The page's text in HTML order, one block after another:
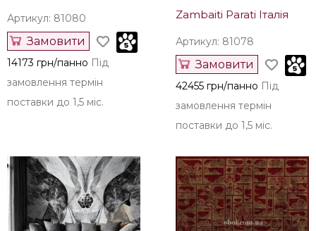
Артикул: 81080
Замовити
14173 грн/панно Під
замовлення термін
поставки до 1,5 міс.
Zambaiti Parati Італія
Артикул: 81078
Замовити
42455 грн/панно Під
замовлення термін
поставки до 1,5 міс.